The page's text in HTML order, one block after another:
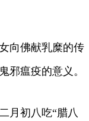
向佛献乳糜的传
邪瘟疫的意义。
月初八吃“腊八